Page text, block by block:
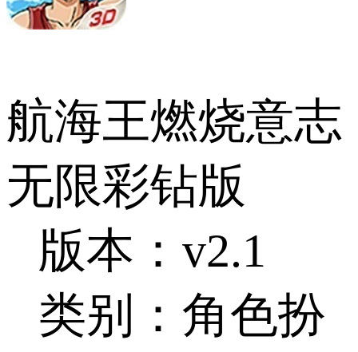
航海王燃烧意志
无限彩钻版
版本：v2.1
类别：角色扮